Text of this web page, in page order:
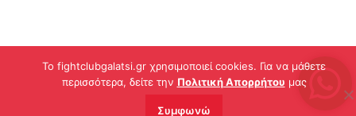
To fightclubgalatsi.gr χρησιμοποιεί cookies. Για να μάθετε
περισσότερα, δείτε την Πολιτική Απορρήτου μας
Συμφωνώ